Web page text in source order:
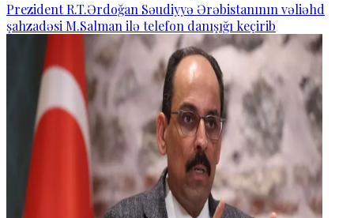
Prezident R.T.Ərdoğan Səudiyyə Ərəbistanının vəliəhd
şahzadəsi M.Salman ilə telefon danışığı keçirib